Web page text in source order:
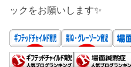
ックをお願いします✨